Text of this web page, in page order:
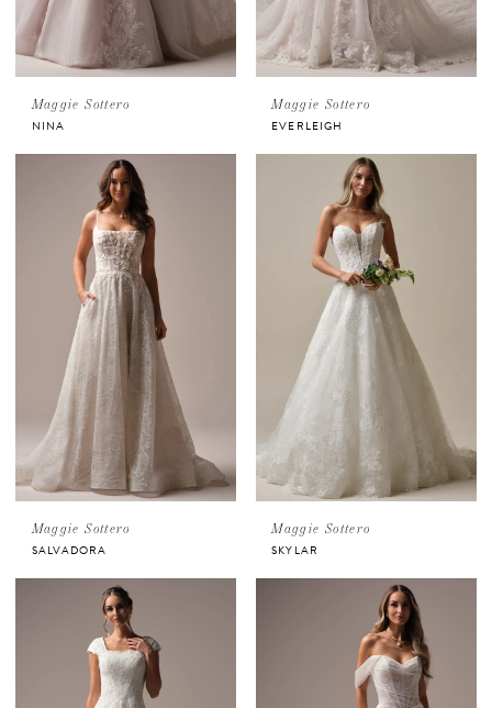
Maggie Sottero
NINA
Maggie Sottero
EVERLEIGH
Maggie Sottero
SALVADORA
Maggie Sottero
SKYLAR